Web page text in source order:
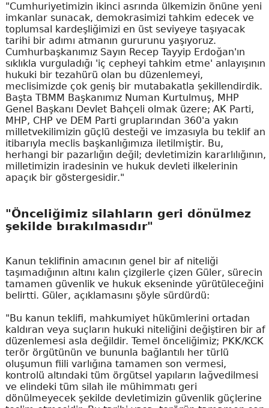
"Cumhuriyetimizin ikinci asrında ülkemizin önüne yeni
imkanlar sunacak, demokrasimizi tahkim edecek ve
toplumsal kardeşliğimizi en üst seviyeye taşıyacak
tarihi bir adımı atmanın gururunu yaşıyoruz.
Cumhurbaşkanımız Sayın Recep Tayyip Erdoğan'ın
sıklıkla vurguladığı 'iç cepheyi tahkim etme' anlayışının
hukuki bir tezahürü olan bu düzenlemeyi,
meclisimizde çok geniş bir mutabakatla şekillendirdik.
Başta TBMM Başkanımız Numan Kurtulmuş, MHP
Genel Başkanı Devlet Bahçeli olmak üzere; AK Parti,
MHP, CHP ve DEM Parti gruplarından 360'a yakın
milletvekilimizin güçlü desteği ve imzasıyla bu teklif an
itibarıyla meclis başkanlığımıza iletilmiştir. Bu,
herhangi bir pazarlığın değil; devletimizin kararlılığının,
milletimizin iradesinin ve hukuk devleti ilkelerinin
apaçık bir göstergesidir."
"Önceliğimiz silahların geri dönülmez
şekilde bırakılmasıdır"
Kanun teklifinin amacının genel bir af niteliği
taşımadığının altını kalın çizgilerle çizen Güler, sürecin
tamamen güvenlik ve hukuk ekseninde yürütüleceğini
belirtti. Güler, açıklamasını şöyle sürdürdü:
"Bu kanun teklifi, mahkumiyet hükümlerini ortadan
kaldıran veya suçların hukuki niteliğini değiştiren bir af
düzenlemesi asla değildir. Temel önceliğimiz; PKK/KCK
terör örgütünün ve bununla bağlantılı her türlü
oluşumun fiili varlığına tamamen son vermesi,
kontrolü altındaki tüm örgütsel yapıların lağvedilmesi
ve elindeki tüm silah ile mühimmatı geri
dönülmeyecek şekilde devletimizin güvenlik güçlerine